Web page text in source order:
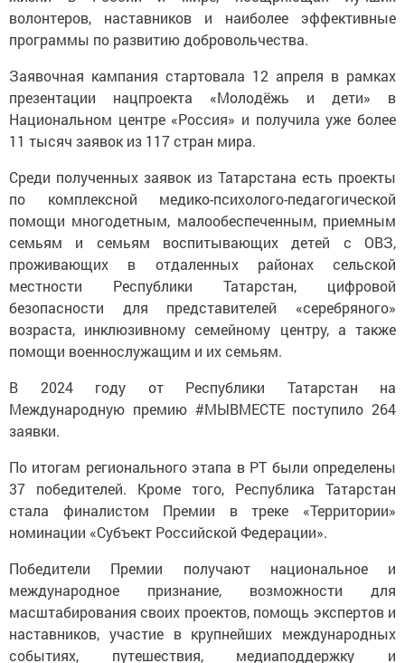
волонтеров, наставников и наиболее эффективные
программы по развитию добровольчества.
Заявочная кампания стартовала 12 апреля в рамках
презентации нацпроекта «Молодёжь и дети» в
Национальном центре «Россия» и получила уже более
11 тысяч заявок из 117 стран мира.
Среди полученных заявок из Татарстана есть проекты
по комплексной медико-психолого-педагогической
помощи многодетным, малообеспеченным, приемным
семьям и семьям воспитывающих детей с ОВЗ,
проживающих в отдаленных районах сельской
местности Республики Татарстан, цифровой
безопасности для представителей «серебряного»
возраста, инклюзивному семейному центру, а также
помощи военнослужащим и их семьям.
В 2024 году от Республики Татарстан на
Международную премию #МЫВМЕСТЕ поступило 264
заявки.
По итогам регионального этапа в РТ были определены
37 победителей. Кроме того, Республика Татарстан
стала финалистом Премии в треке «Территории»
номинации «Субъект Российской Федерации».
Победители Премии получают национальное и
международное признание, возможности для
масштабирования своих проектов, помощь экспертов и
наставников, участие в крупнейших международных
событиях, путешествия, медиаподдержку и